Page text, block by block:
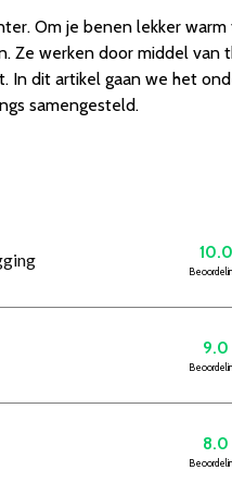
Om je benen lekker
Ze werken door middel
dit artikel gaan we het
samengesteld.
10.0
9.0
8.0